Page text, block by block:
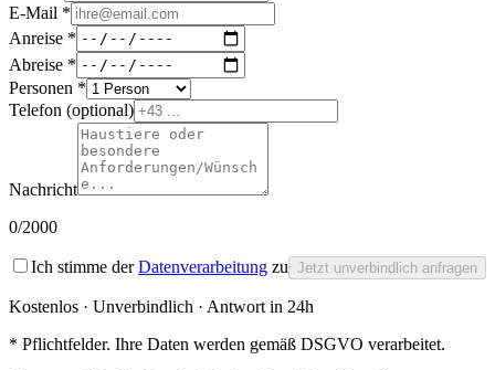
E-Mail *
Anreise *
Abreise *
Personen *
Telefon (optional)
Nachricht
0/2000
Ich stimme der Datenverarbeitung zu Jetzt unverbindlich anfragen
Kostenlos · Unverbindlich · Antwort in 24h
* Pflichtfelder. Ihre Daten werden gemäß DSGVO verarbeitet.